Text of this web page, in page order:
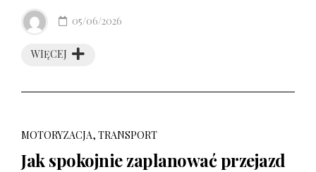
WIĘCEJ
05/06/2026
MOTORYZACJA, TRANSPORT
Jak spokojnie zaplanować przejazd